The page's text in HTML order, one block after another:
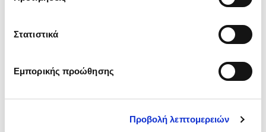
Στατιστικά
Εμπορικής προώθησης
Προβολή λεπτομερειών